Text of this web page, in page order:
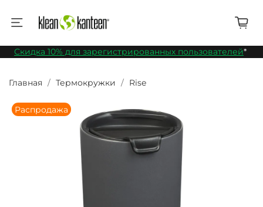
Скидка 10% для зарегистрированных пользователей*
Главная Термокружки Rise
Распродажа